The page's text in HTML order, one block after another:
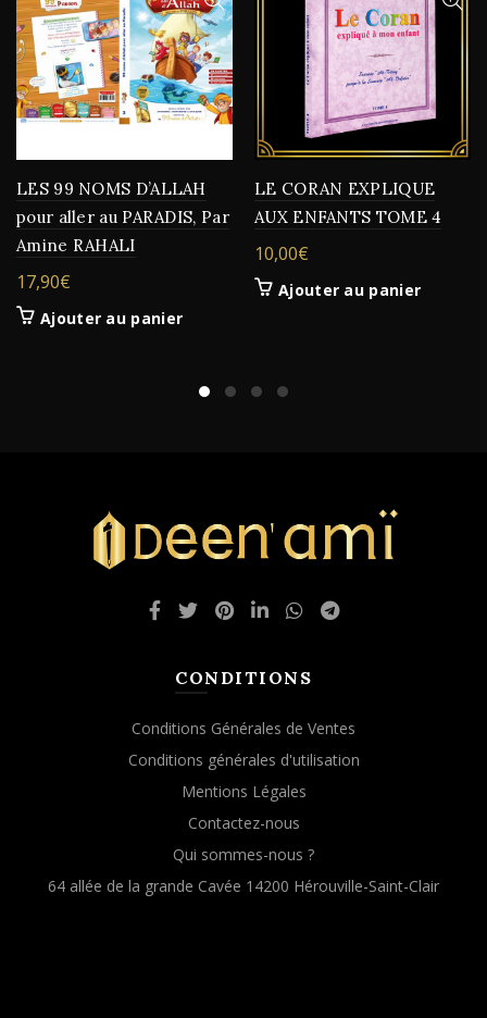
LES 99 NOMS D’ALLAH
pour aller au PARADIS, Par
Amine RAHALI
17,90€
Ajouter au panier
LE CORAN EXPLIQUE
AUX ENFANTS TOME 4
10,00€
Ajouter au panier
CONDITIONS
Conditions Générales de Ventes
Conditions générales d'utilisation
Mentions Légales
Contactez-nous
Qui sommes-nous ?
64 allée de la grande Cavée 14200 Hérouville-Saint-Clair